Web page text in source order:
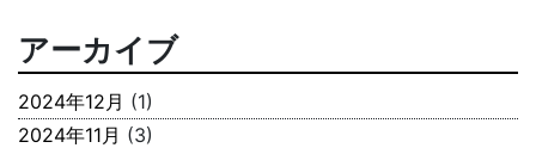
アーカイブ
2024年12月 (1)
2024年11月 (3)